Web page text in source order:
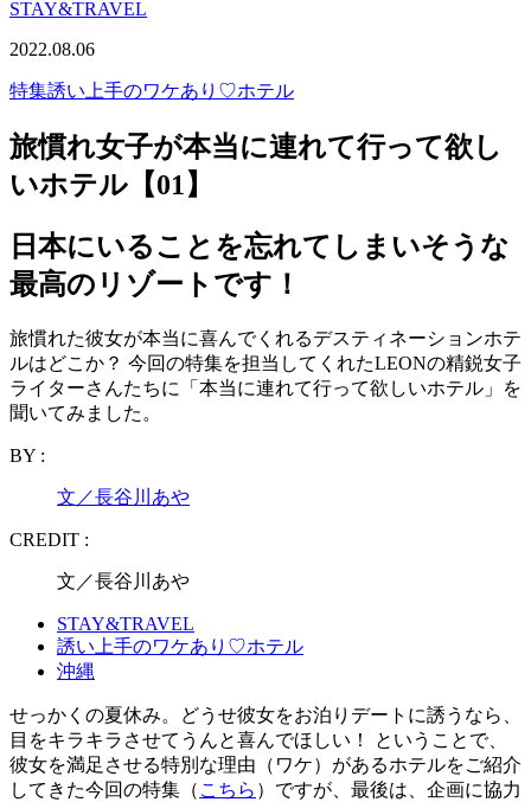
STAY&TRAVEL
2022.08.06
特集誘い上手のワケあり♡ホテル
旅慣れ女子が本当に連れて行って欲し
いホテル【01】
日本にいることを忘れてしまいそうな
最高のリゾートです！
旅慣れた彼女が本当に喜んでくれるデスティネーションホテ
ルはどこか？ 今回の特集を担当してくれたLEONの精鋭女子
ライターさんたちに「本当に連れて行って欲しいホテル」を
聞いてみました。
BY :
文／長谷川あや
CREDIT :
文／長谷川あや
STAY&TRAVEL
誘い上手のワケあり♡ホテル
沖縄
せっかくの夏休み。どうせ彼女をお泊りデートに誘うなら、
目をキラキラさせてうんと喜んでほしい！ ということで、
彼女を満足させる特別な理由（ワケ）があるホテルをご紹介
してきた今回の特集（ こちら ）ですが、最後は、企画に協力